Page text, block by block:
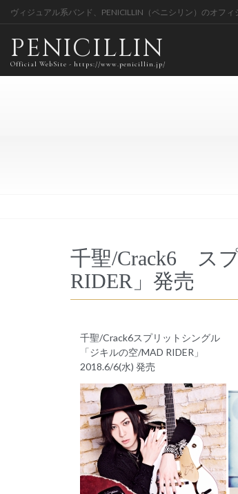
ヴィジュアル系バンド、PENICILLIN（ペニシリン）のオフィ
PENICILLIN
Official WebSite - https://www.penicillin.jp/
千聖/Crack6 ス
RIDER」発売
千聖/Crack6スプリットシングル
「ジキルの空/MAD RIDER」
2018.6/6(水) 発売